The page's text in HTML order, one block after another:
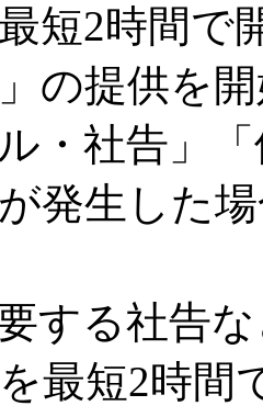
短2時間で
の提供を
・社告」「
発生した
する社告
最短2時